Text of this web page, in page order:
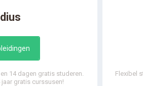
14 dagen gratis studeren.
gratis curssusen!
Flexibel